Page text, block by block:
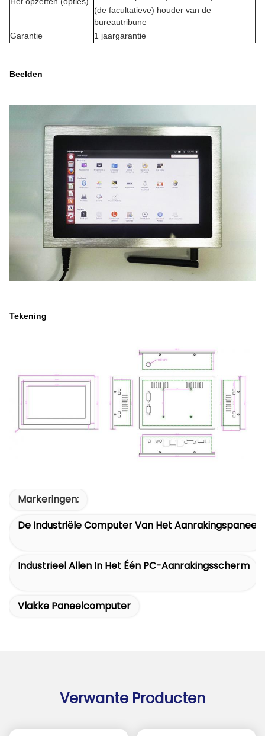
(de facultatieve) houder van de
bureautribune
Garantie
1 jaargarantie
Beelden
Tekening
Markeringen:
De Industriële Computer Van Het Aanrakingspaneel
Industrieel Allen In Het Één PC-Aanrakingsscherm
Vlakke Paneelcomputer
Verwante Producten